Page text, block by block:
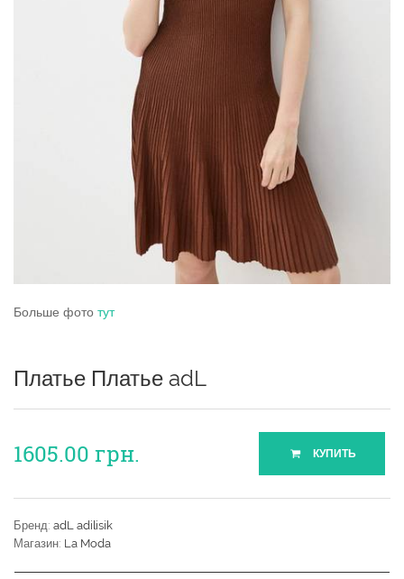
Больше фото тут
Платье Платье adL
1605.00 грн. КУПИТЬ
Бренд: adL adilisik
Магазин: La Moda